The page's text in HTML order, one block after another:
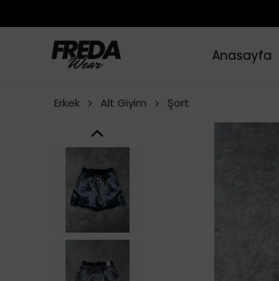
Anasayfa
Erkek Alt Giyim Şort